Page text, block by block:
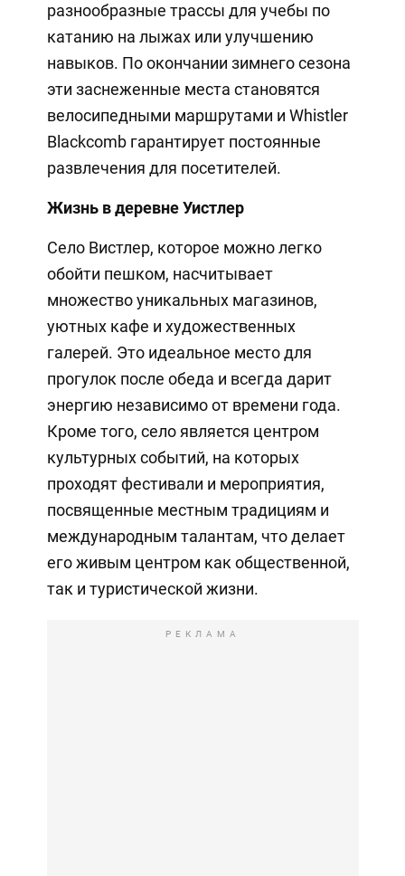
разнообразные трассы для учебы по
катанию на лыжах или улучшению
навыков. По окончании зимнего сезона
эти заснеженные места становятся
велосипедными маршрутами и Whistler
Blackcomb гарантирует постоянные
развлечения для посетителей.
Жизнь в деревне Уистлер
Село Вистлер, которое можно легко
обойти пешком, насчитывает
множество уникальных магазинов,
уютных кафе и художественных
галерей. Это идеальное место для
прогулок после обеда и всегда дарит
энергию независимо от времени года.
Кроме того, село является центром
культурных событий, на которых
проходят фестивали и мероприятия,
посвященные местным традициям и
международным талантам, что делает
его живым центром как общественной,
так и туристической жизни.
РЕКЛАМА